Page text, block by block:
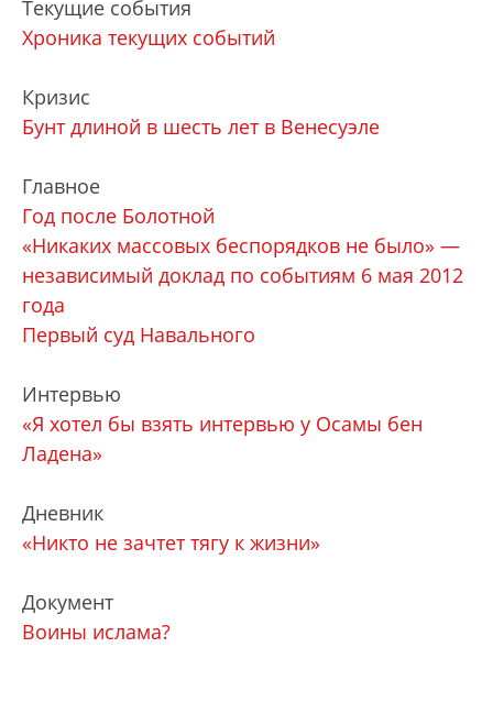
Текущие события
Хроника текущих событий
Кризис
Бунт длиной в шесть лет в Венесуэле
Главное
Год после Болотной
«Никаких массовых беспорядков не было» —
независимый доклад по событиям 6 мая 2012
года
Первый суд Навального
Интервью
«Я хотел бы взять интервью у Осамы бен
Ладена»
Дневник
«Никто не зачтет тягу к жизни»
Документ
Воины ислама?